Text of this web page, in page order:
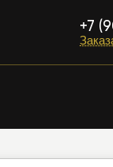
+7